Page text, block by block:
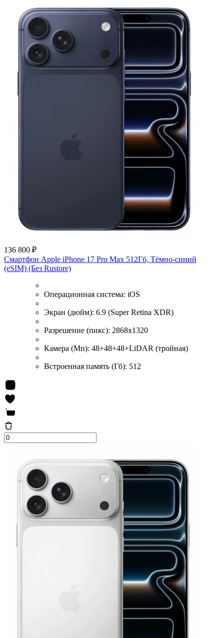
136 800 ₽
Смартфон Apple iPhone 17 Pro Max 512Гб, Тёмно-синий
(eSIM) (Без Rustore)
Операционная система: iOS
Экран (дюйм): 6.9 (Super Retina XDR)
Разрешение (пикс): 2868x1320
Камера (Мп): 48+48+48+LiDAR (тройная)
Встроенная память (Гб): 512